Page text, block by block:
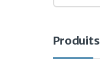
Produits